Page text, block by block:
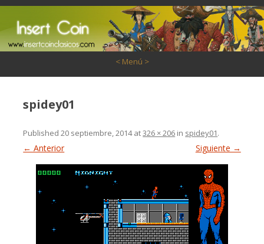
< Menú >
spidey01
Published20 septiembre, 2014at326 × 206 in spidey01.
← Anterior Siguiente →